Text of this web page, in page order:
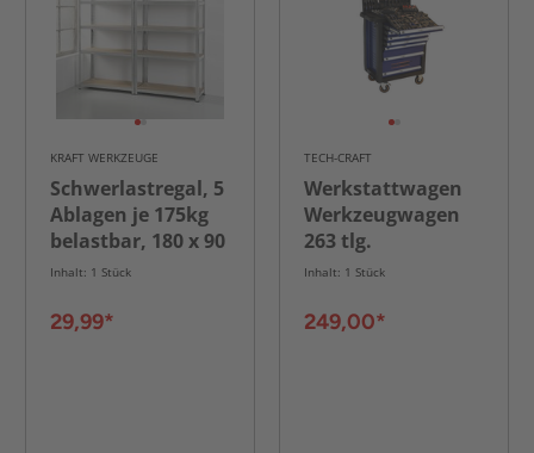
KRAFT WERKZEUGE
Schwerlastregal, 5
Ablagen je 175kg
belastbar, 180 x 90
x 40 cm, 2-er Set
Inhalt: 1 Stück
29,99*
TECH-CRAFT
Werkstattwagen
Werkzeugwagen
263 tlg.
Inhalt: 1 Stück
249,00*